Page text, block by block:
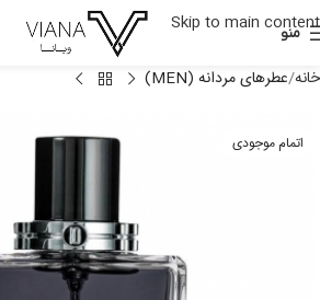
Skip to main content
منو
خانه عطرهای مردانه (MEN)
اتمام موجودی